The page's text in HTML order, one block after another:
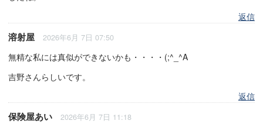
返信
溶射屋 2026年6月 7日 07:50
無精な私には真似ができないかも・・・・(;^_^A
吉野さんらしいです。
返信
保険屋あい 2026年6月 7日 11:18